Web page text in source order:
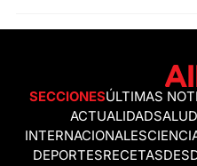
SECCIONESÚLTIMAS
ACTUALIDADSALUD
INTERNACIONALES
DEPORTESRECETAS